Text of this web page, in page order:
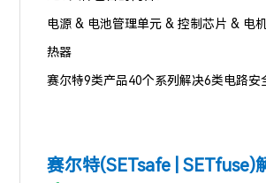
电源 & 电池管理单元 & 控制芯片 & 电
热器
赛尔特9类产品40个系列解决6类电路安
赛尔特(SETsafe | SETfuse)